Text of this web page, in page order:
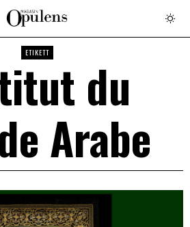
ETIKETT
du
Arabe